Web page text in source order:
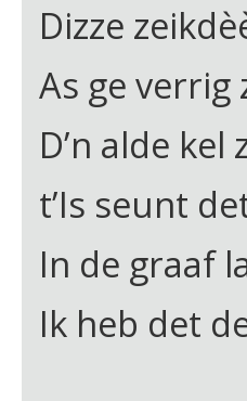
Dizze
As ge verrig
D’n alde
t’Is seunt
In de graaf
Ik heb det